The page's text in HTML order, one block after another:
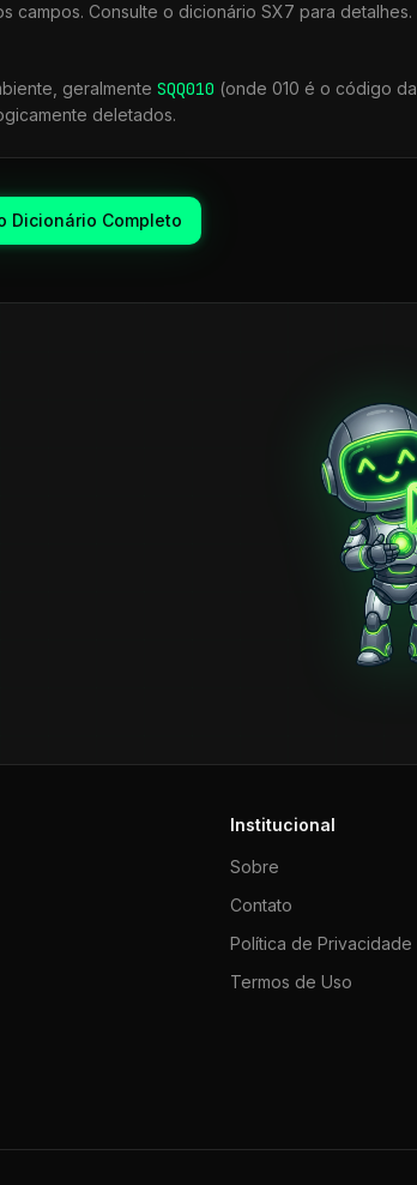
campos. Consulte o dicionário SX7 para detalhes.
geralmente SQQ010 (onde 010 é o código da
deletados.
Dicionário Completo
Institucional
Sobre
Contato
Política de Privacidade
Termos de Uso